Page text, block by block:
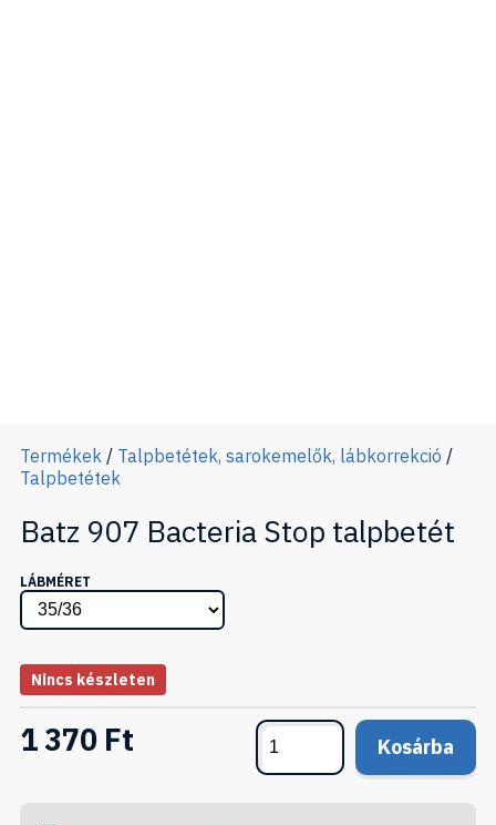
Termékek / Talpbetétek, sarokemelők, lábkorrekció /
Talpbetétek
Batz 907 Bacteria Stop talpbetét
LÁBMÉRET
Nincs készleten
1 370 Ft Kosárba